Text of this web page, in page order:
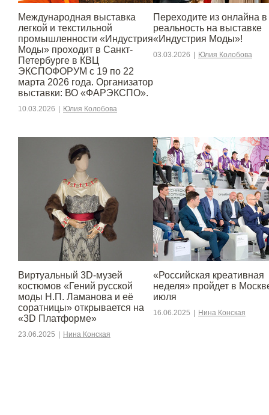
Международная выставка
легкой и текстильной
промышленности «Индустрия
Моды» проходит в Санкт-
Петербурге в КВЦ
ЭКСПОФОРУМ с 19 по 22
марта 2026 года. Организатор
выставки: ВО «ФАРЭКСПО».
10.03.2026 Юлия Колобова
Переходите из онлайна в
реальность на выставке
«Индустрия Моды»!
03.03.2026 Юлия Колобова
Виртуальный 3D-музей
костюмов «Гений русской
моды Н.П. Ламанова и её
соратницы» открывается на
«3D Платформе»
23.06.2025 Нина Конская
«Российская креативная
неделя» пройдет в
июля
16.06.2025 Нина Конская